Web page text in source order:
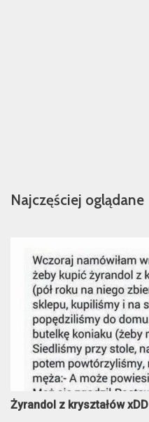
Najczęściej oglądane
Żyrandol z kryształów xDD